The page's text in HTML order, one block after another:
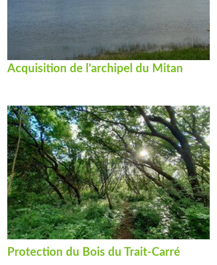
Acquisition de l'archipel du Mitan
Protection du Bois du Trait-Carré